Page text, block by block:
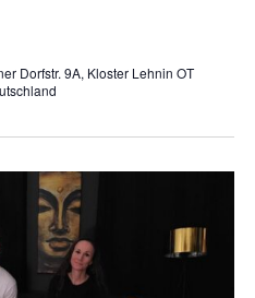
Dorfstr. 9A, Kloster Lehnin OT